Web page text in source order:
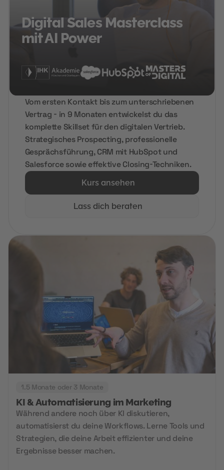
Digital Sales Masterclass
mit AI Power
Vom ersten Kontakt bis zum unterschriebenen
Vertrag - in 9 Monaten entwickelst du das
komplette Skillset für den digitalen Vertrieb.
Strategisches Prospecting, professionelle
Gesprächsführung, CRM mit HubSpot und
Salesforce sowie effektive Closing-Techniken.
Kurs ansehen
Lass dich beraten
1.5 Monate oder 3 Monate
KI & Automatisierung im Marketing
Während andere noch über KI diskutieren,
automatisierst du deine Workflows. Lerne Tools und
Strategien, die deine Arbeit effizienter und deine
Ergebnisse besser machen.